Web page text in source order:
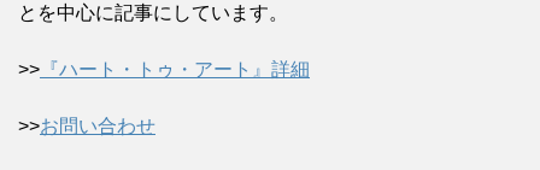
とを中心に記事にしています。
>> 『ハート・トゥ・アート』詳細
>>お問い合わせ